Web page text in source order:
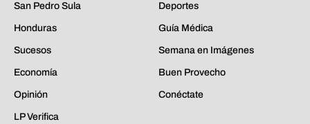
San Pedro Sula
Honduras
Sucesos
Economía
Opinión
LP Verifica
Deportes
Guía Médica
Semana en Imágenes
Buen Provecho
Conéctate